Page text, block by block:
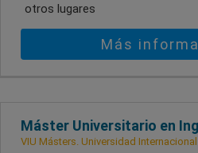
otros lugares
Más
Máster Universitario en
VIU Másters. Universidad